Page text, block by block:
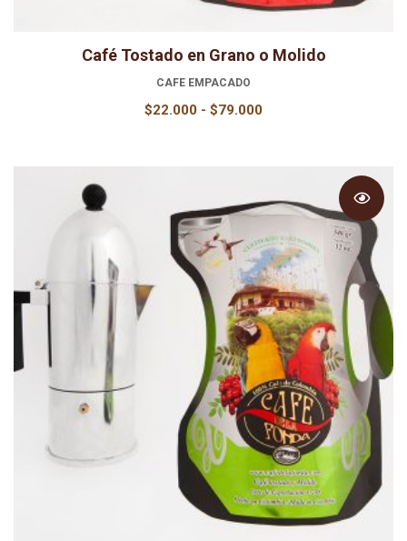
Café Tostado en Grano o Molido
CAFE EMPACADO
$22.000 - $79.000Rango
$22.000
hasta
$79.000